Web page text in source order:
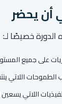
أن يحضر
خصيصًا لـ:
على جميع
الطموحات اللاتي
اللاتي